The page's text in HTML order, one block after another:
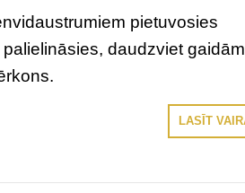
pietuvosies
daudzviet
LASĪT